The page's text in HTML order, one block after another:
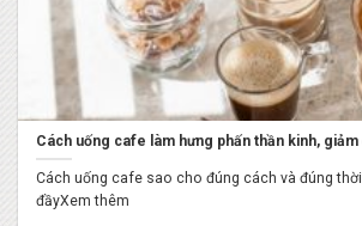
Cách uống cafe làm hưng phấn thần kinh,
Cách uống cafe sao cho đúng cách và đúng
đầyXem thêm